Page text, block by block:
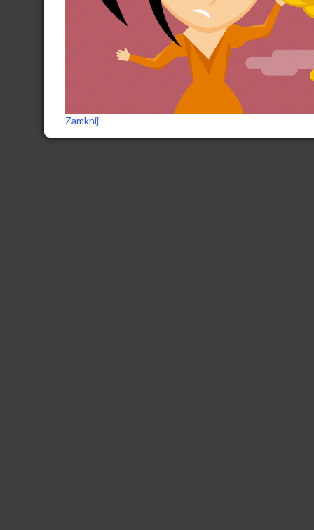
Zamknij